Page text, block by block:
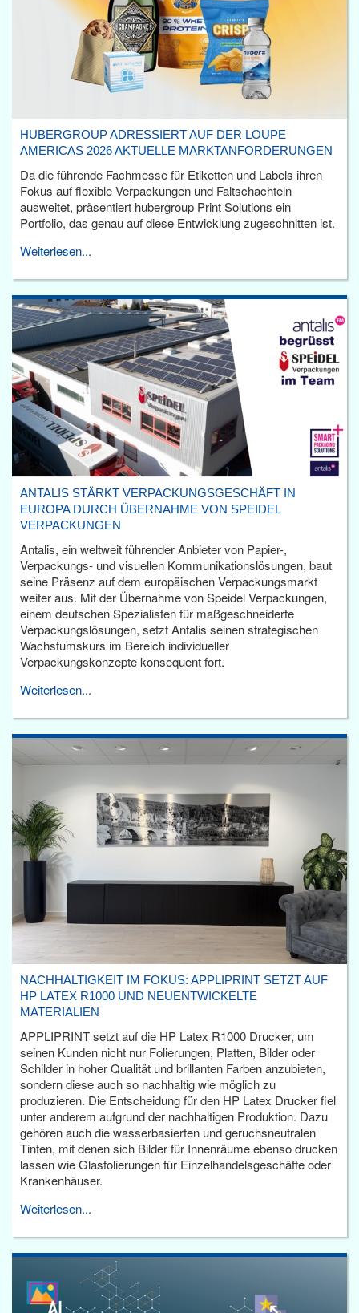
HUBERGROUP ADRESSIERT AUF DER LOUPE
AMERICAS 2026 AKTUELLE MARKTANFORDERUNGEN
Da die führende Fachmesse für Etiketten und Labels ihren
Fokus auf flexible Verpackungen und Faltschachteln
ausweitet, präsentiert hubergroup Print Solutions ein
Portfolio, das genau auf diese Entwicklung zugeschnitten ist.
Weiterlesen...
ANTALIS STÄRKT VERPACKUNGSGESCHÄFT IN
EUROPA DURCH ÜBERNAHME VON SPEIDEL
VERPACKUNGEN
Antalis, ein weltweit führender Anbieter von Papier-,
Verpackungs- und visuellen Kommunikationslösungen, baut
seine Präsenz auf dem europäischen Verpackungsmarkt
weiter aus. Mit der Übernahme von Speidel Verpackungen,
einem deutschen Spezialisten für maßgeschneiderte
Verpackungslösungen, setzt Antalis seinen strategischen
Wachstumskurs im Bereich individueller
Verpackungskonzepte konsequent fort.
Weiterlesen...
NACHHALTIGKEIT IM FOKUS: APPLIPRINT SETZT AUF
HP LATEX R1000 UND NEUENTWICKELTE
MATERIALIEN
APPLIPRINT setzt auf die HP Latex R1000 Drucker, um
seinen Kunden nicht nur Folierungen, Platten, Bilder oder
Schilder in hoher Qualität und brillanten Farben anzubieten,
sondern diese auch so nachhaltig wie möglich zu
produzieren. Die Entscheidung für den HP Latex Drucker fiel
unter anderem aufgrund der nachhaltigen Produktion. Dazu
gehören auch die wasserbasierten und geruchsneutralen
Tinten, mit denen sich Bilder für Innenräume ebenso drucken
lassen wie Glasfolierungen für Einzelhandelsgeschäfte oder
Krankenhäuser.
Weiterlesen...